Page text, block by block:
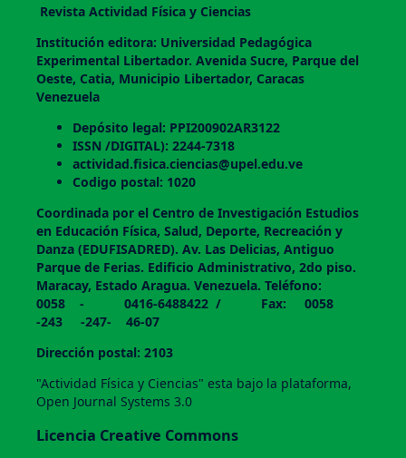
Revista Actividad Física y Ciencias
Institución editora: Universidad Pedagógica
Experimental Libertador. Avenida Sucre, Parque del
Oeste, Catia, Municipio Libertador, Caracas
Venezuela
Depósito legal: PPI200902AR3122
ISSN /DIGITAL): 2244-7318
actividad.fisica.ciencias@upel.edu.ve
Codigo postal: 1020
Coordinada por el Centro de Investigación Estudios
en Educación Física, Salud, Deporte, Recreación y
Danza (EDUFISADRED). Av. Las Delicias, Antiguo
Parque de Ferias. Edificio Administrativo, 2do piso.
Maracay, Estado Aragua. Venezuela. Teléfono:
0058 - 0416-6488422 / Fax: 0058
-243 -247- 46-07
Dirección postal: 2103
"Actividad Física y Ciencias" esta bajo la plataforma,
Open Journal Systems 3.0
Licencia Creative Commons